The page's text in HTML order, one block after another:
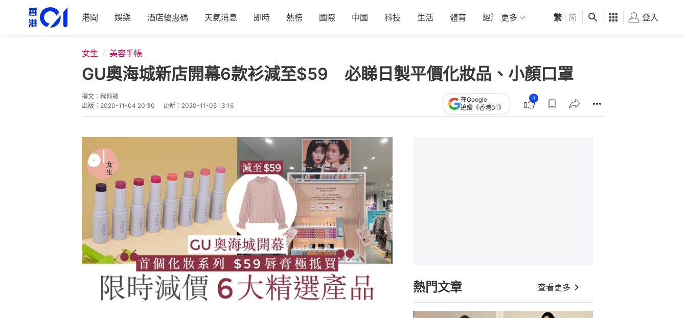
港聞 娛樂 酒店優惠碼 天氣消息 即時 熱榜 國際 中國 科技 生活 體育 經濟 01深圳 觀點 健康 好食玩飛
更多 繁 简 登入
女生 美容手帳
GU奧海城新店開幕6款衫減至$59 必睇日製平價化妝品、小顏口罩
撰文： 程佩敏
出版： 2020-11-04 20:30 更新： 2020-11-05 13:16
在Google
追蹤《香港01》
3
熱門文章 查看更多